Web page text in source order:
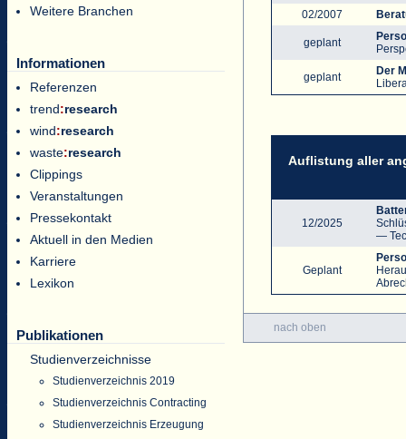
Weitere Branchen
Informationen
Referenzen
trend:research
wind:research
waste:research
Clippings
Veranstaltungen
Pressekontakt
Aktuell in den Medien
Karriere
Lexikon
Publikationen
Studienverzeichnisse
Studienverzeichnis 2019
Studienverzeichnis Contracting
Studienverzeichnis Erzeugung
02/2007
geplant
geplant
Der
Auflistung aller
12/2025
—
Geplant
nach oben